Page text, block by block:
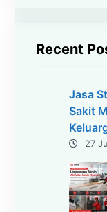
Recent
Jasa
Sakit
27